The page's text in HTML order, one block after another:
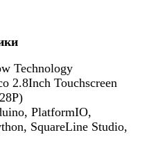
Technology
2.8Inch Touchscreen
PlatformIO,
SquareLine Studio,